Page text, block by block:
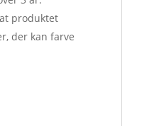
produktet
der kan farve